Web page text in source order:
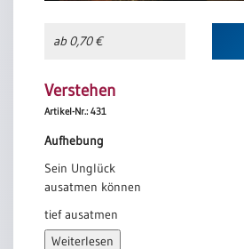
ab 0,70 €
Verstehen
Artikel-Nr.: 431
Aufhebung
Sein Unglück
ausatmen können
tief ausatmen
so dass man wieder
Weiterlesen